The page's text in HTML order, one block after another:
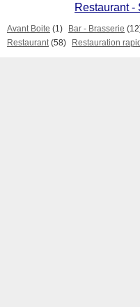
Restaurant -
Avant Boite (1) Bar - Brasserie
Restaurant (58) Restauration